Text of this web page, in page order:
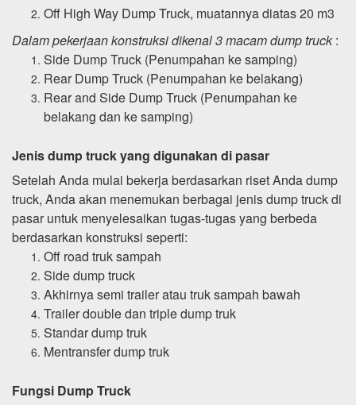
Off High Way Dump Truck, muatannya diatas 20 m3
Dalam pekerjaan konstruksi dikenal 3 macam dump truck:
Side Dump Truck (Penumpahan ke samping)
Rear Dump Truck (Penumpahan ke belakang)
Rear and Side Dump Truck (Penumpahan ke
belakang dan ke samping)
Jenis dump truck yang digunakan di pasar
Setelah Anda mulai bekerja berdasarkan riset Anda dump
truck, Anda akan menemukan berbagai jenis dump truck di
pasar untuk menyelesaikan tugas-tugas yang berbeda
berdasarkan konstruksi seperti:
Off road truk sampah
Side dump truck
Akhirnya semi trailer atau truk sampah bawah
Trailer double dan triple dump truk
Standar dump truk
Mentransfer dump truk
Fungsi Dump Truck